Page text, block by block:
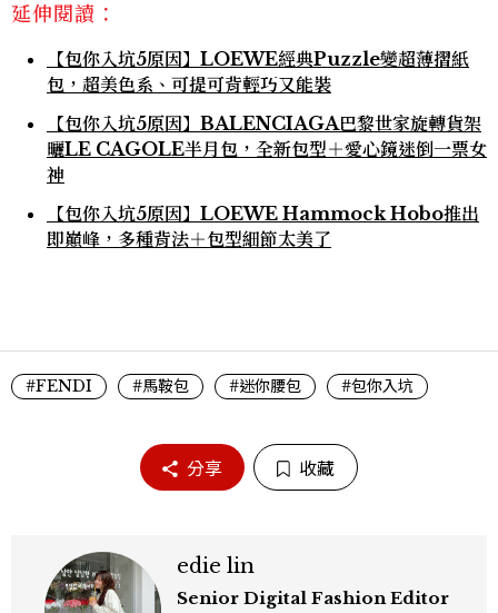
延伸閱讀：
【包你入坑5原因】LOEWE經典Puzzle變超薄摺紙
包，超美色系、可提可背輕巧又能裝
【包你入坑5原因】BALENCIAGA巴黎世家旋轉貨架
曬LE CAGOLE半月包，全新包型＋愛心鏡迷倒一票女
神
【包你入坑5原因】LOEWE Hammock Hobo推出
即巔峰，多種背法＋包型細節太美了
#FENDI #馬鞍包 #迷你腰包 #包你入坑
分享 收藏
edie lin
Senior Digital Fashion Editor